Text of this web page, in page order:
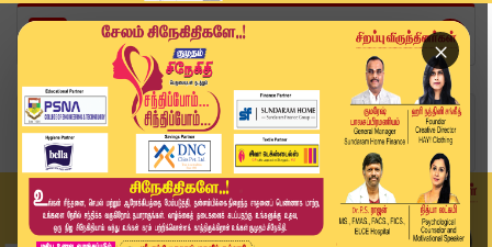
×
Home
இந்தியா
கரூர் கூட்ட நெரிசல் வழக்கு: சிபிஐ தலைமை அலுவலகத...